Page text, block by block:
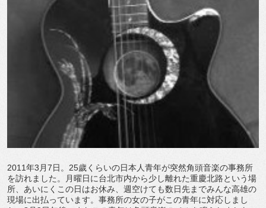
2011年3月7日。25歲くらいの日本人青年が突然角頭音楽の事務所
を訪れました。月曜日に台北市内から少し離れた重慶北路という場
所、あいにくこの日はお休み、週空けても数日先までみんな高雄の
現場に出払っています。事務所の女の子がこの青年に対応しまし